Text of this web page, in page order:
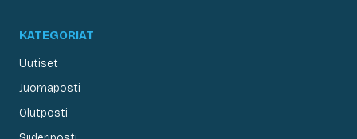
KATEGORIAT
Uutiset
Juomaposti
Olutposti